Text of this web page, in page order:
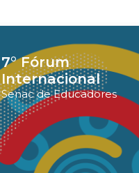
7° Fórum
Internacional
Senac de Educadores